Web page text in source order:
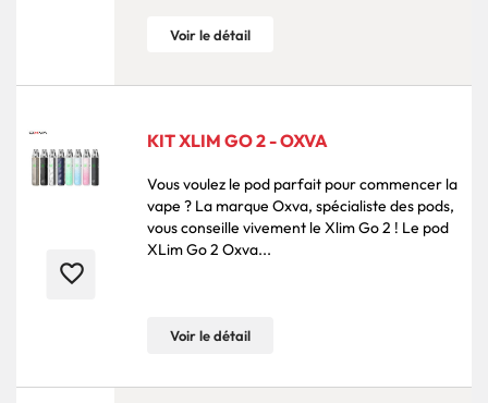
Voir le détail
favorite_border
KIT XLIM GO 2 - OXVA
Vous voulez le pod parfait pour commencer la
vape ? La marque Oxva, spécialiste des pods,
vous conseille vivement le Xlim Go 2 ! Le pod
XLim Go 2 Oxva...
Voir le détail